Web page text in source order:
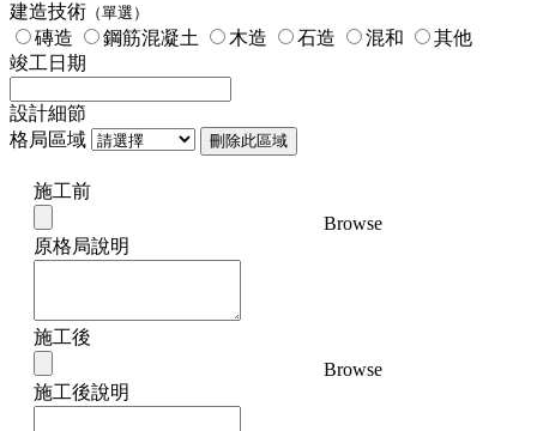
建造技術 （單選）
磚造 鋼筋混凝土 木造 石造 混和
其他
竣工日期
設計細節
格局區域
刪除此區域
施工前
Browse
原格局說明
施工後
Browse
施工後說明